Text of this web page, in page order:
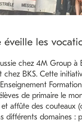
éveille les
chez 4M Group à
BKS. Cette
de primaire le
affûte des couteaux
différents domaines :